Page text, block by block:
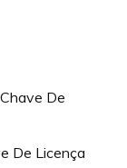
De
De Licença